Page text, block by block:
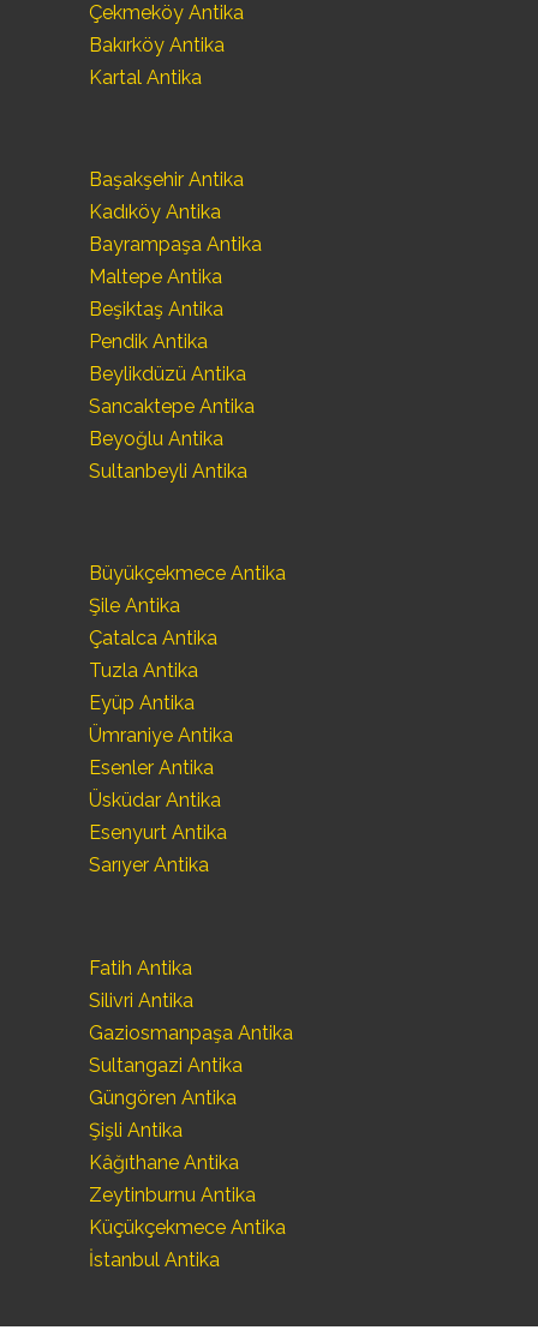
Çekmeköy Antika
Bakırköy Antika
Kartal Antika
Başakşehir Antika
Kadıköy Antika
Bayrampaşa Antika
Maltepe Antika
Beşiktaş Antika
Pendik Antika
Beylikdüzü Antika
Sancaktepe Antika
Beyoğlu Antika
Sultanbeyli Antika
Büyükçekmece Antika
Şile Antika
Çatalca Antika
Tuzla Antika
Eyüp Antika
Ümraniye Antika
Esenler Antika
Üsküdar Antika
Esenyurt Antika
Sarıyer Antika
Fatih Antika
Silivri Antika
Gaziosmanpaşa Antika
Sultangazi Antika
Güngören Antika
Şişli Antika
Kâğıthane Antika
Zeytinburnu Antika
Küçükçekmece Antika
İstanbul Antika